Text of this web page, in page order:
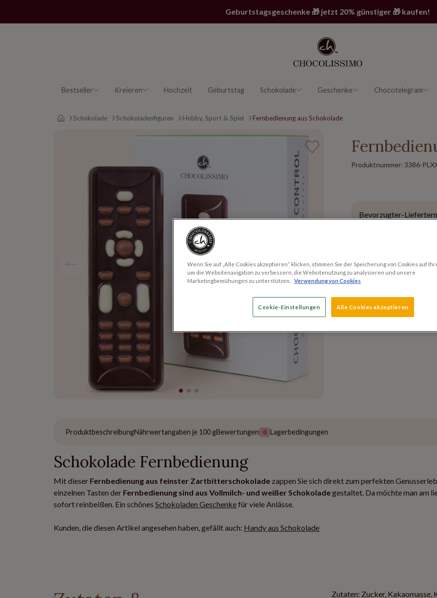
Geburtstagsgeschenke 🎁 jetzt 20% günstiger 🎁 kaufen!
Kreieren Hochzeit Geburtstag Schokolade Geschenke Chocotelegram
Bestseller
Main page
Schokolade Schokoladenfiguren Hobby, Sport & Spiel Fernbedienung aus Schokolade
Produktnummer: 3386-
Bevorzugter-
Versand innerhalb
ProduktbeschreibungNährwertangaben je 100 gBewertungen 0 Lagerbedingungen
Schokolade Fernbedienung
Mit dieser Fernbedienung aus feinster Zartbitterschokolade zappen Sie sich direkt zum perfekten
einzelnen Tasten der Fernbedienung sind aus Vollmilch- und weißer Schokoladegestaltet. Da möchte man am
sofort reinbeißen. Ein schönes Schokoladen Geschenkefür viele Anlässe.
Kunden, die diesen Artikel angesehen haben, gefällt auch: Handy aus Schokolade
Zutaten: Zucker, Kakaomasse,
Wenn Sie auf „Alle Cookies akzeptieren“ klicken, stimmen Sie der Speicherung von Cookies auf
um die Websitenavigation zu verbessern, die Websitenutzung zu analysieren und unsere
Marketingbemühungen zu unterstützen.
Verwendung von Cookies
Cookie-Einstellungen Alle Cookies akzeptieren